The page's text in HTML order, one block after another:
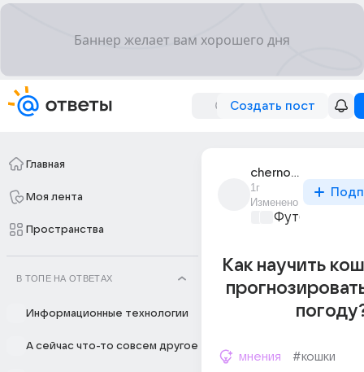
Создать пост
Главная
Моя лента
Пространства
В ТОПЕ НА ОТВЕТАХ
Информационные технологии
А сейчас что-то совсем другое
chernomorochka
1г
Изменено
Футбол
Как научить
мнения #кошки